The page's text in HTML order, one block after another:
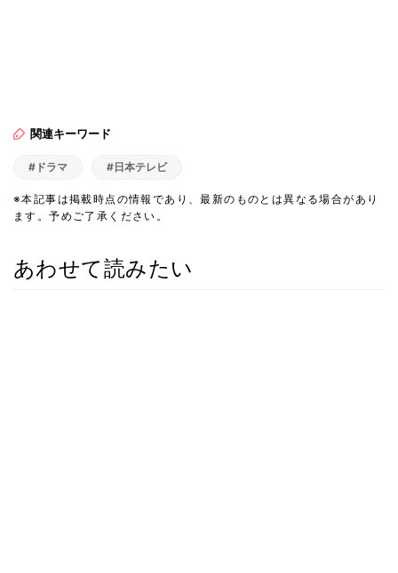
関連キーワード
#ドラマ #日本テレビ
※本記事は掲載時点の情報であり、最新のものとは異なる場合があり
ます。予めご了承ください。
あわせて読みたい